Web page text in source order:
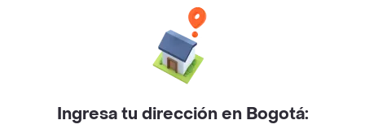
Facebook
Twitter
Instagram
Ingresa tu dirección en Bogotá: